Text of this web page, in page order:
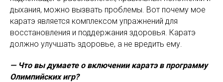
дыхания, можно вызвать проблемы. Вот почему мое
каратэ является комплексом упражнений для
восстановления и поддержания здоровья. Каратэ
должно улучшать здоровье, а не вредить ему.
— Что вы думаете о включении каратэ в программу
Олимпийских игр?